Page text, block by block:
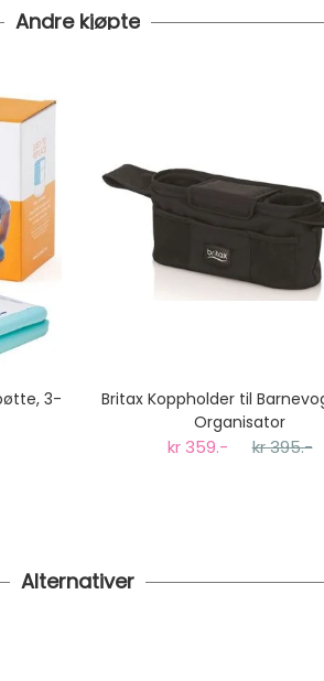
til levering.
Andre kjøpte
3-
Britax Koppholder til
Organisator
kr 359.- kr 395.-
Alternativer